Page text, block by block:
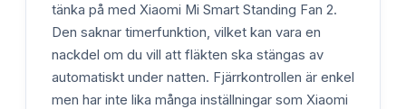
tänka på med Xiaomi Mi Smart Standing Fan 2.
Den saknar timerfunktion, vilket kan vara en
nackdel om du vill att fläkten ska stängas av
automatiskt under natten. Fjärrkontrollen är enkel
men har inte lika många inställningar som Xiaomi